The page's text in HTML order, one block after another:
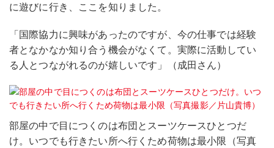
に遊びに行き、ここを知りました。
「国際協力に興味があったのですが、今の仕事では経験
者となかなか知り合う機会がなくて。実際に活動してい
る人とつながれるのが嬉しいです」（成田さん）
部屋の中で目につくのは布団とスーツケースひとつだ
け。いつでも行きたい所へ行くため荷物は最小限（写真